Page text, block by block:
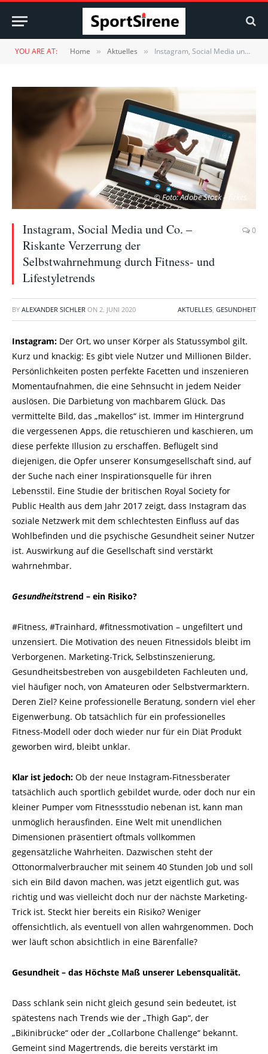
YOU ARE AT: Home » Aktuelles » Instagram, Social Media und Co. – Riskante Verzerrung der Selbstwahrnehmung durch Fitness- und Lifestyletrends
© Foto: Adobe Stock – fizkes
Instagram, Social Media und Co. –
Riskante Verzerrung der
Selbstwahrnehmung durch Fitness- und
Lifestyletrends
0
BY ALEXANDER SICHLER ON 2. JUNI 2020 AKTUELLES, GESUNDHEIT
Instagram: Der Ort, wo unser Körper als Statussymbol gilt.
Kurz und knackig: Es gibt viele Nutzer und Millionen Bilder.
Persönlichkeiten posten perfekte Facetten und inszenieren
Momentaufnahmen, die eine Sehnsucht in jedem Neider
auslösen. Die Darbietung von machbarem Glück. Das
vermittelte Bild, das „makellos“ ist. Immer im Hintergrund
die vergessenen Apps, die retuschieren und kaschieren, um
diese perfekte Illusion zu erschaffen. Beflügelt sind
diejenigen, die Opfer unserer Konsumgesellschaft sind, auf
der Suche nach einer Inspirationsquelle für ihren
Lebensstil. Eine Studie der britischen Royal Society for
Public Health aus dem Jahr 2017 zeigt, dass Instagram das
soziale Netzwerk mit dem schlechtesten Einfluss auf das
Wohlbefinden und die psychische Gesundheit seiner Nutzer
ist. Auswirkung auf die Gesellschaft sind verstärkt
wahrnehmbar.
Gesundheitstrend – ein Risiko?
#Fitness, #Trainhard, #fitnessmotivation – ungefiltert und
unzensiert. Die Motivation des neuen Fitnessidols bleibt im
Verborgenen. Marketing-Trick, Selbstinszenierung,
Gesundheitsbestreben von ausgebildeten Fachleuten und,
viel häufiger noch, von Amateuren oder Selbstvermarktern.
Deren Ziel? Keine professionelle Beratung, sondern viel eher
Eigenwerbung. Ob tatsächlich für ein professionelles
Fitness-Modell oder doch wieder nur für ein Diät Produkt
geworben wird, bleibt unklar.
Klar ist jedoch: Ob der neue Instagram-Fitnessberater
tatsächlich auch sportlich gebildet wurde, oder doch nur ein
kleiner Pumper vom Fitnessstudio nebenan ist, kann man
unmöglich herausfinden. Eine Welt mit unendlichen
Dimensionen präsentiert oftmals vollkommen
gegensätzliche Wahrheiten. Dazwischen steht der
Ottonormalverbraucher mit seinem 40 Stunden Job und soll
sich ein Bild davon machen, was jetzt eigentlich gut, was
richtig und was vielleicht doch nur der nächste Marketing-
Trick ist. Steckt hier bereits ein Risiko? Weniger
offensichtlich, als eventuell von allen wahrgenommen. Doch
wer läuft schon absichtlich in eine Bärenfalle?
Gesundheit – das Höchste Maß unserer Lebensqualität.
Dass schlank sein nicht gleich gesund sein bedeutet, ist
spätestens nach Trends wie der „Thigh Gap“, der
„Bikinibrücke“ oder der „Collarbone Challenge“ bekannt.
Gemeint sind Magertrends, die bereits verstärkt im